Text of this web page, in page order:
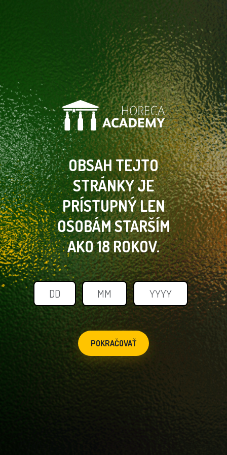
OBSAH TEJTO
STRÁNKYJE
PRÍSTUPNÝ LEN
OSOBÁMSTARŠÍM
AKO 18 ROKOV.
POKRAČOVAŤ